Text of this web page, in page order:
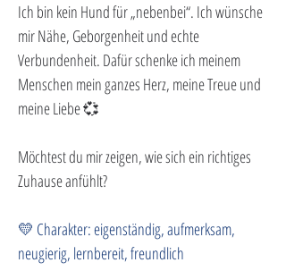
Ich bin kein Hund für „nebenbei“. Ich wünsche
mir Nähe, Geborgenheit und echte
Verbundenheit. Dafür schenke ich meinem
Menschen mein ganzes Herz, meine Treue und
meine Liebe 💞
Möchtest du mir zeigen, wie sich ein richtiges
Zuhause anfühlt?
💛 Charakter: eigenständig, aufmerksam,
neugierig, lernbereit, freundlich